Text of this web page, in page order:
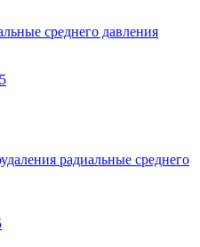
среднего давления
радиальные среднего